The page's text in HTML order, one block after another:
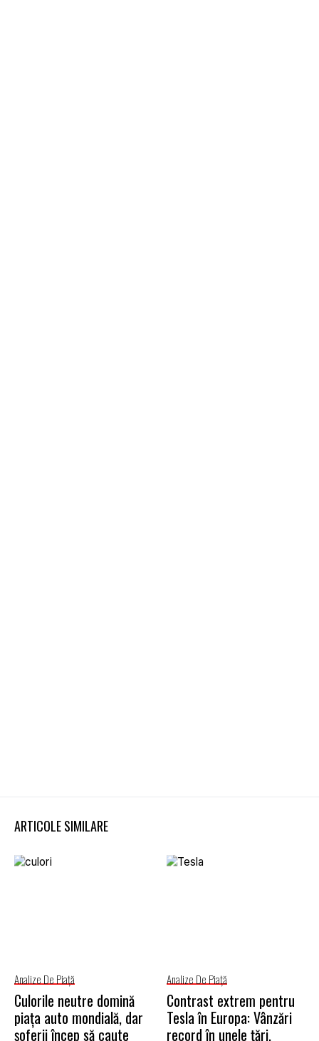
ARTICOLE SIMILARE
Analize De Piață
Culorile neutre domină
piața auto mondială, dar
șoferii încep să caute
Analize De Piață
Contrast extrem pentru
Tesla în Europa: Vânzări
record în unele țări,